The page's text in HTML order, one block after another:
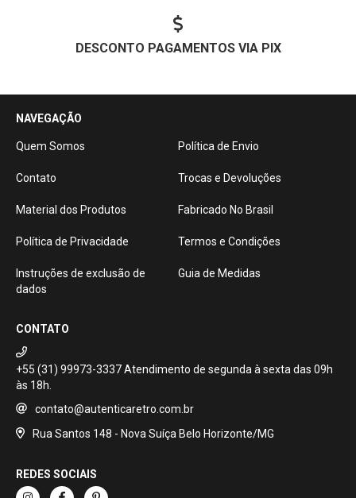
DESCONTO PAGAMENTOS VIA PIX
NAVEGAÇÃO
Quem Somos Política de Envio
Contato Trocas e Devoluções
Material dos Produtos Fabricado No Brasil
Política de Privacidade Termos e Condições
Instruções de exclusão de
dados
Guia de Medidas
CONTATO
+55 (31) 99973-3337
contato@autenticaretro.com.br
Rua Santos 148 - Nova Suíça Belo Horizonte/MG
REDES SOCIAIS